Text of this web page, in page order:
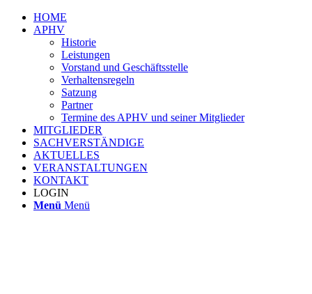
HOME
APHV
Historie
Leistungen
Vorstand und Geschäftsstelle
Verhaltensregeln
Satzung
Partner
Termine des APHV und seiner Mitglieder
MITGLIEDER
SACHVERSTÄNDIGE
AKTUELLES
VERANSTALTUNGEN
KONTAKT
LOGIN
Menü Menü